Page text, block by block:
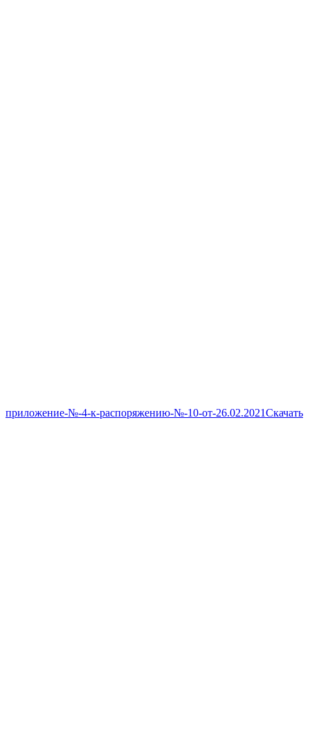
приложение-№-4-к-распоряжению-№-10-от-26.02.2021Скачать